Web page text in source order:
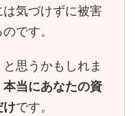
気づけずに被害
です。
思うかもしれま
本当にあなたの資
けです。